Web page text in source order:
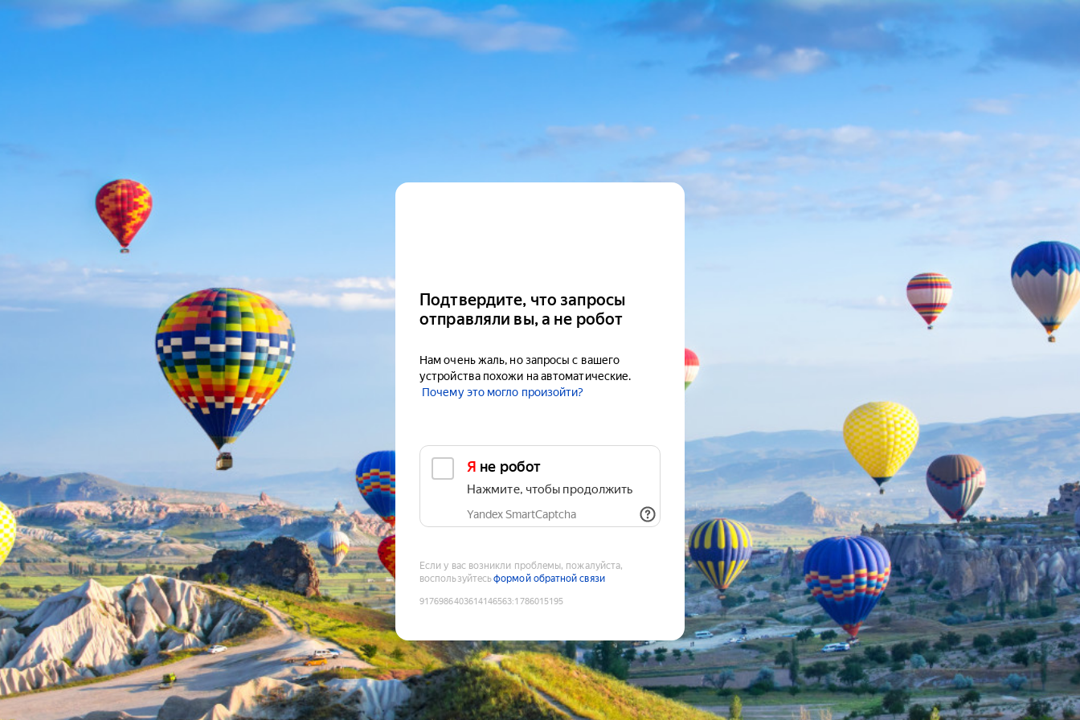
Подтвердите, что запросы
отправляли вы, а не робот
Нам очень жаль, но запросы с вашего
устройства похожи на автоматические.
Почему это могло произойти?
Я не робот
Нажмите, чтобы продолжить
Yandex SmartCaptcha
Если у вас возникли проблемы, пожалуйста,
воспользуйтесьформой обратной связи
9176986403614146563:1786015195